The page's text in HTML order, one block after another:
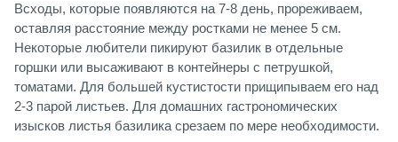
Всходы, которые появляются на 7-8 день, прореживаем,
оставляя расстояние между ростками не менее 5 см.
Некоторые любители пикируют базилик в отдельные
горшки или высаживают в контейнеры с петрушкой,
томатами. Для большей кустистости прищипываем его над
2-3 парой листьев. Для домашних гастрономических
изысков листья базилика срезаем по мере необходимости.